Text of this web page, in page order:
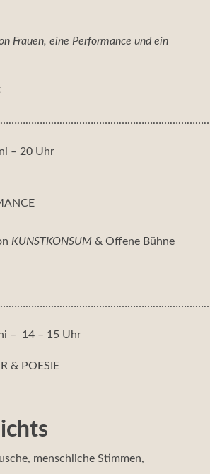
Frauen, eine Performance und ein
– 20 Uhr
KUNSTKONSUM& Offene Bühne
– 14 – 15 Uhr
& POESIE
menschliche Stimmen,